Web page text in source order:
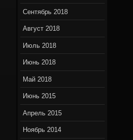
Сентябрь 2018
Август 2018
Июль 2018
Июнь 2018
Май 2018
Июнь 2015
Апрель 2015
Ноябрь 2014